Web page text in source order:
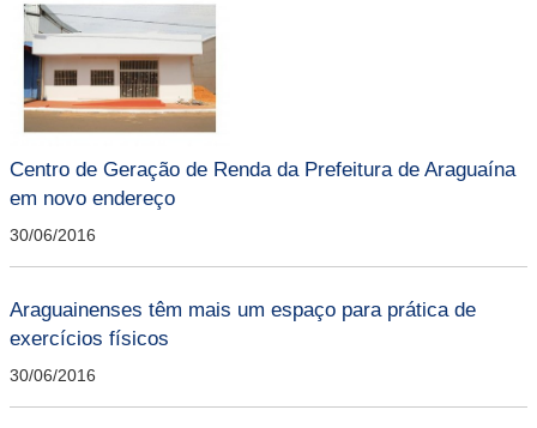
Centro de Geração de Renda da Prefeitura de Araguaína
em novo endereço
30/06/2016
Araguainenses têm mais um espaço para prática de
exercícios físicos
30/06/2016